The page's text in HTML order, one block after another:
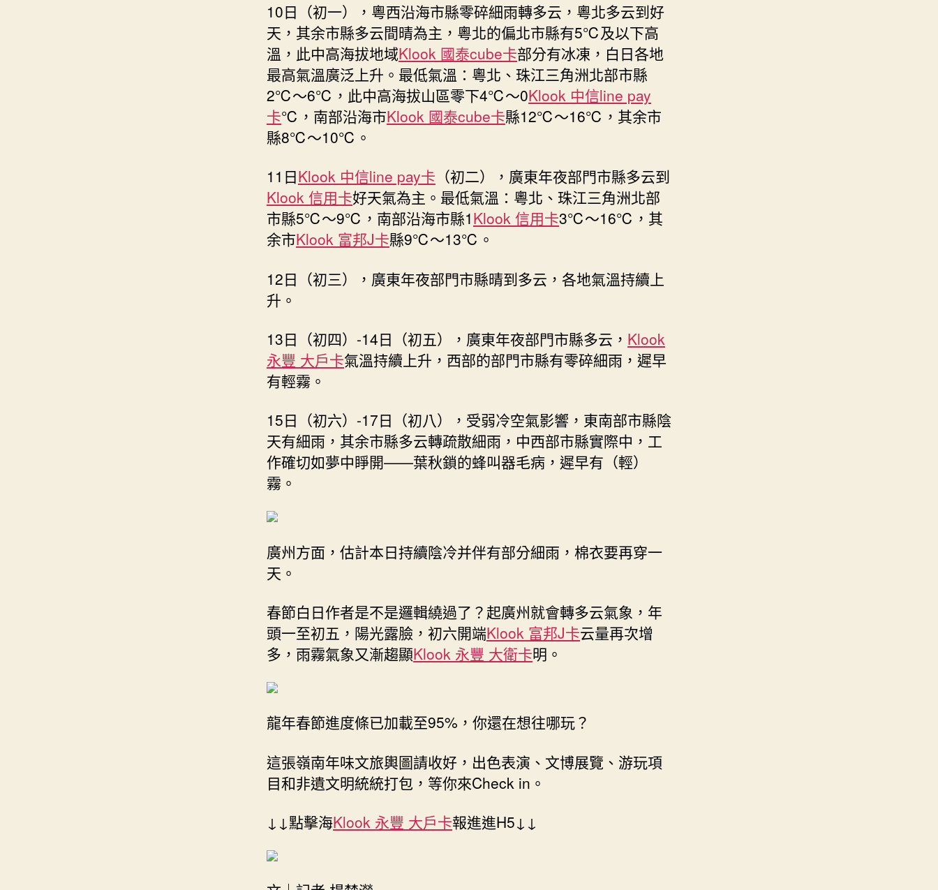
10日（初一），粵西沿海市縣零碎細雨轉多云，粵北多云到好
天，其余市縣多云間晴為主，粵北的偏北市縣有5℃及以下高
溫，此中高海拔地域Klook 國泰cube卡部分有冰凍，白日各地
最高氣溫廣泛上升。最低氣溫：粵北、珠江三角洲北部市縣
2℃～6℃，此中高海拔山區零下4℃～0Klook 中信line pay
卡℃，南部沿海市Klook 國泰cube卡縣12℃～16℃，其余市
縣8℃～10℃。
11日Klook 中信line pay卡 （初二），廣東年夜部門市縣多云到
Klook 信用卡好天氣為主。最低氣溫：粵北、珠江三角洲北部
市縣5℃～9℃，南部沿海市縣1Klook 信用卡3℃～16℃，其
余市Klook 富邦J卡縣9℃～13℃。
12日（初三），廣東年夜部門市縣晴到多云，各地氣溫持續上
升。
13日（初四）-14日（初五），廣東年夜部門市縣多云， Klook
永豐 大戶卡氣溫持續上升，西部的部門市縣有零碎細雨，遲早
有輕霧。
15日（初六）-17日（初八），受弱冷空氣影響，東南部市縣陰
天有細雨，其余市縣多云轉疏散細雨，中西部市縣實際中，工
作確切如夢中睜開——葉秋鎖的蜂叫器毛病，遲早有（輕）
霧。
廣州方面，估計本日持續陰冷并伴有部分細雨，棉衣要再穿一
天。
春節白日作者是不是邏輯繞過了？起廣州就會轉多云氣象，年
頭一至初五，陽光露臉，初六開端Klook 富邦J卡云量再次增
多，雨霧氣象又漸趨顯Klook 永豐 大衛卡明。
龍年春節進度條已加載至95%，你還在想往哪玩？
這張嶺南年味文旅輿圖請收好，出色表演、文博展覽、游玩項
目和非遺文明統統打包，等你來Check in。
↓↓點擊海Klook 永豐 大戶卡報進進H5↓↓